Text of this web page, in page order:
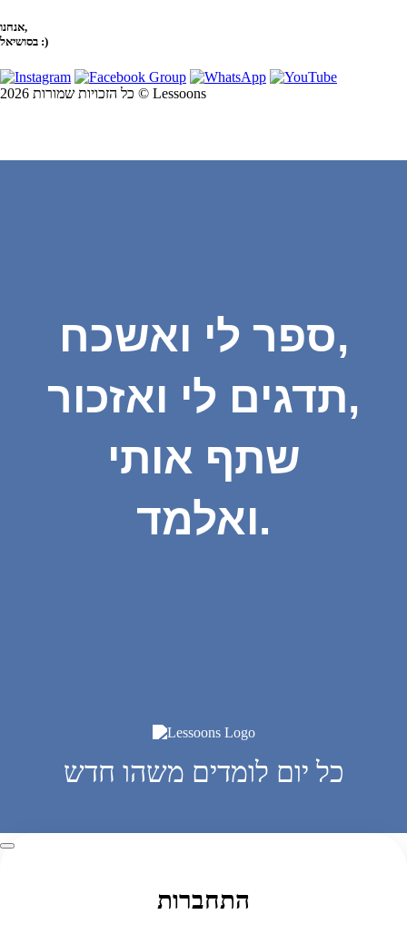
אנחנו,
בסושיאל :)
כל הזכויות שמורות 2026 © Lessoons
ספר לי ואשכח,
תדגים לי ואזכור,
שתף אותי
ואלמד.
כל יום לומדים משהו חדש
התחברות